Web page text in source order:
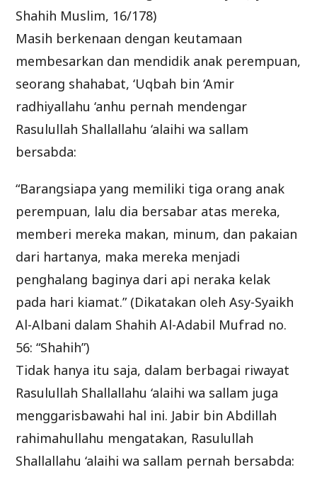
Shahih Muslim, 16/178)
Masih berkenaan dengan keutamaan
membesarkan dan mendidik anak perempuan,
seorang shahabat, ‘Uqbah bin ‘Amir
radhiyallahu ‘anhu pernah mendengar
Rasulullah Shallallahu ‘alaihi wa sallam
bersabda:
“Barangsiapa yang memiliki tiga orang anak
perempuan, lalu dia bersabar atas mereka,
memberi mereka makan, minum, dan pakaian
dari hartanya, maka mereka menjadi
penghalang baginya dari api neraka kelak
pada hari kiamat.” (Dikatakan oleh Asy-Syaikh
Al-Albani dalam Shahih Al-Adabil Mufrad no.
56: “Shahih”)
Tidak hanya itu saja, dalam berbagai riwayat
Rasulullah Shallallahu ‘alaihi wa sallam juga
menggarisbawahi hal ini. Jabir bin Abdillah
rahimahullahu mengatakan, Rasulullah
Shallallahu ‘alaihi wa sallam pernah bersabda: